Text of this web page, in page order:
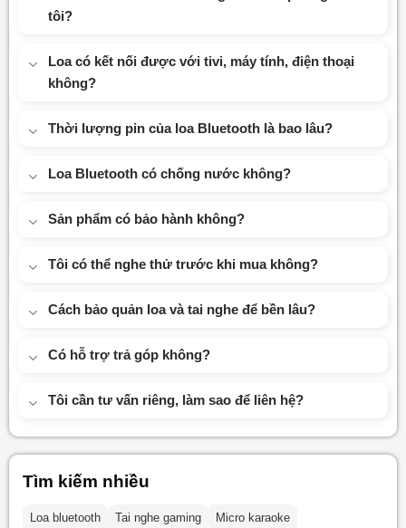
tôi?
Loa có kết nối được với tivi, máy tính, điện thoại
không?
Thời lượng pin của loa Bluetooth là bao lâu?
Loa Bluetooth có chống nước không?
Sản phẩm có bảo hành không?
Tôi có thể nghe thử trước khi mua không?
Cách bảo quản loa và tai nghe để bền lâu?
Có hỗ trợ trả góp không?
Tôi cần tư vấn riêng, làm sao để liên hệ?
Tìm kiếm nhiều
Loa bluetooth Tai nghe gaming
Micro karaoke